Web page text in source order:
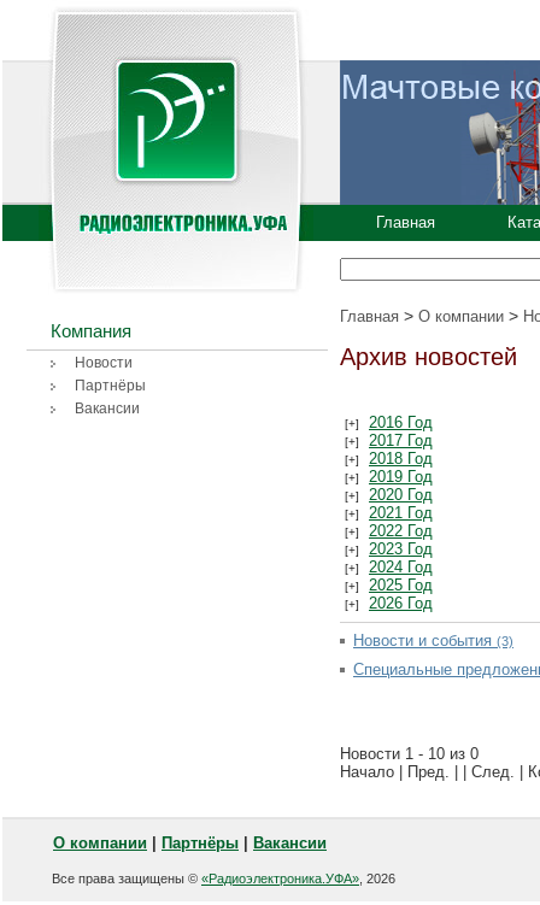
Главная
Компания
Новости
Партнёры
Вакансии
Главная > О компании >
Архив новостей
2016 Год
2017 Год
2018 Год
2019 Год
2020 Год
2021 Год
2022 Год
2023 Год
2024 Год
2025 Год
2026 Год
Новости и события (3)
Специальные
Новости 1 - 10 из 0
Начало | Пред. | | След. |
О компании Партнёры Вакансии
Все права защищены © «Радиоэлектроника.УФА» , 2026